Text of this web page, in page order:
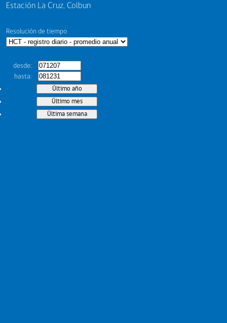
Estación La Cruz, Colbun
Resolución de tiempo
desde
hasta